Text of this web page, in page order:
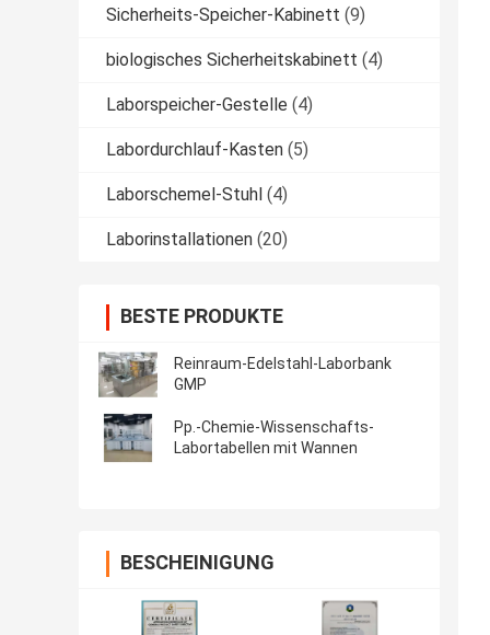
Sicherheits-Speicher-Kabinett (9)
biologisches Sicherheitskabinett (4)
Laborspeicher-Gestelle (4)
Labordurchlauf-Kasten (5)
Laborschemel-Stuhl (4)
Laborinstallationen (20)
BESTE PRODUKTE
Reinraum-Edelstahl-Laborbank
GMP
Pp.-Chemie-Wissenschafts-
Labortabellen mit Wannen
BESCHEINIGUNG